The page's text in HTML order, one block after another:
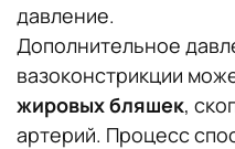
давление.
Дополнительное
вазоконстрикции
жировых бляшек,
артерий. Процесс